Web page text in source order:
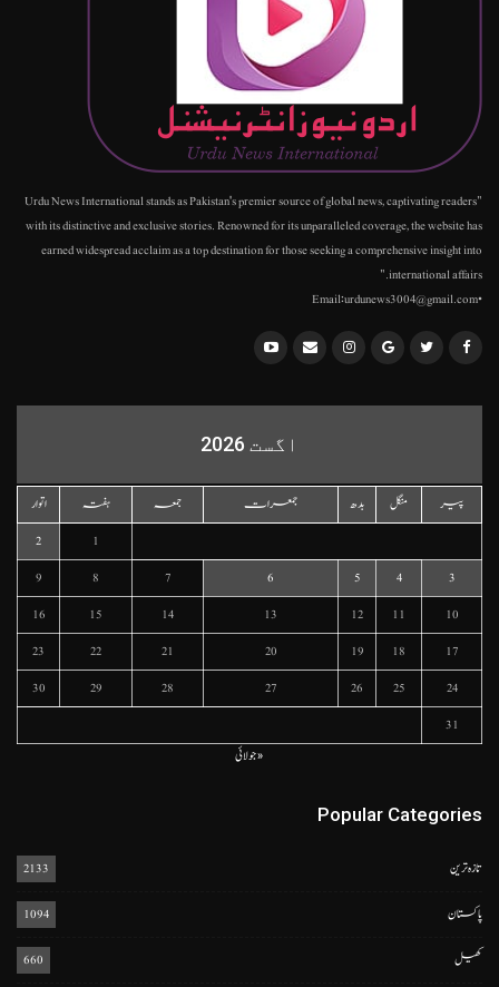
"Urdu News International stands as Pakistan's premier source of global news, captivating readers
with its distinctive and exclusive stories. Renowned for its unparalleled coverage, the website has
earned widespread acclaim as a top destination for those seeking a comprehensive insight into
international affairs."
•Email:urdunews3004@gmail.com
اگست 2026
پیر منگل بدھ جمعرات جمعہ ہفتہ
اتوار
1
2
3
4
5
6
7
8
9
10
11
12
13
14
15
16
17
18
19
20
21
22
23
24
25
26
27
28
29
30
31
« جولائی
Popular Categories
تازہ ترین 2133
پاکستان 1094
کھیل 660